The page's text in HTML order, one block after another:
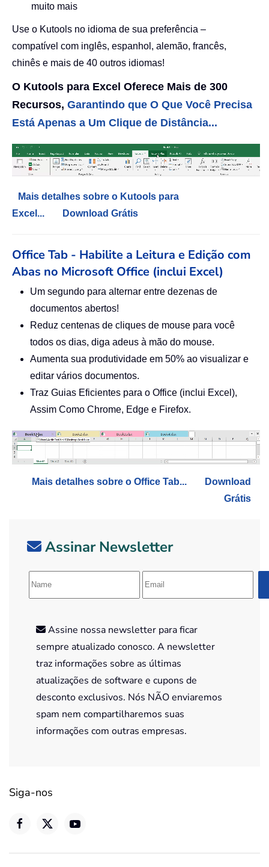
muito mais
Use o Kutools no idioma de sua preferência –
compatível com inglês, espanhol, alemão, francês,
chinês e mais de 40 outros idiomas!
O Kutools para Excel Oferece Mais de 300
Recursos, Garantindo que O Que Você Precisa
Está Apenas a Um Clique de Distância...
Mais detalhes sobre o Kutools para
Excel...
Download Grátis
Office Tab - Habilite a Leitura e Edição com
Abas no Microsoft Office (inclui Excel)
Um segundo para alternar entre dezenas de
documentos abertos!
Reduz centenas de cliques de mouse para você
todos os dias, diga adeus à mão do mouse.
Aumenta sua produtividade em 50% ao visualizar e
editar vários documentos.
Traz Guias Eficientes para o Office (inclui Excel),
Assim Como Chrome, Edge e Firefox.
Mais detalhes sobre o Office Tab...
Download
Grátis
Assinar Newsletter
Assine nossa newsletter para ficar
sempre atualizado conosco. A newsletter
traz informações sobre as últimas
atualizações de software e cupons de
desconto exclusivos. Nós NÃO enviaremos
spam nem compartilharemos suas
informações com outras empresas.
Siga-nos